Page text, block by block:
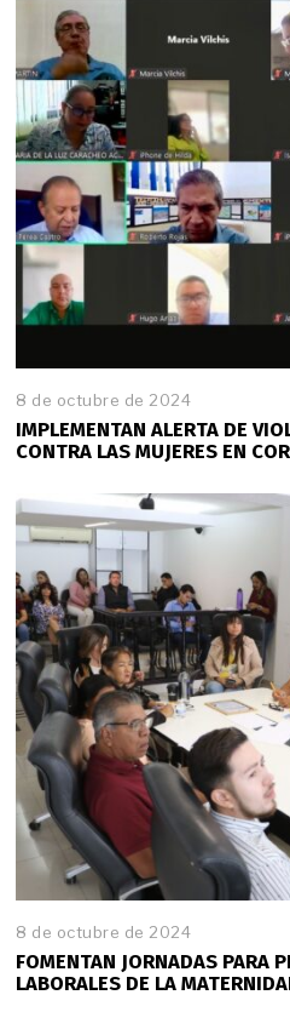
8 de octubre de 2024
IMPLEMENTAN ALERTA DE
CONTRA LAS MUJERES EN
8 de octubre de 2024
FOMENTAN JORNADAS PARA
LABORALES DE LA